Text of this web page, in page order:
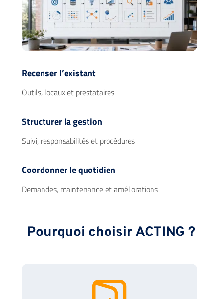
Recenser l’existant
Outils, locaux et prestataires
Structurer la gestion
Suivi, responsabilités et procédures
Coordonner le quotidien
Demandes, maintenance et améliorations
Pourquoi choisir ACTING ?